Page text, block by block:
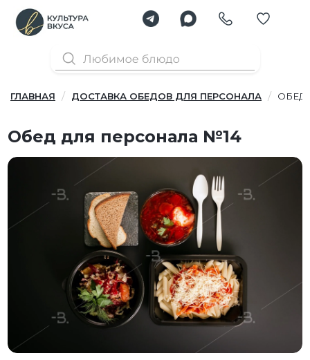
ГЛАВНАЯ ДОСТАВКА ОБЕДОВ ДЛЯ ПЕРСОНАЛА ОБЕД
Обед для персонала №14